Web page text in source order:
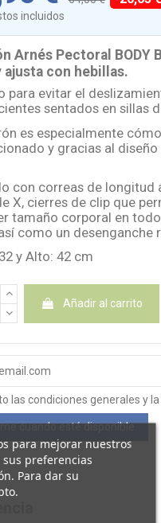
incluidos
Arnés Pectoral BODY
ajusta con hebillas.
para evitar el
sentados en sillas
es especialmente
y gracias al
con correas de longitud
X, cierres de clip que
tamaño corporal en
como un desenganche
y Alto: 42 cm
Añadir al carrito
las condiciones generales y
para mejorar nuestros
preferencias
Para dar su